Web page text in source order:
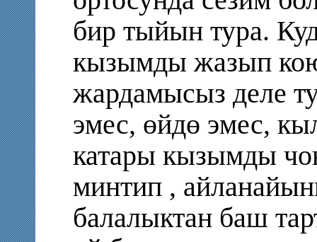
бир тыйын тура.
кызымды жазып
жардамысыз деле
эмес, өйдө эмес,
катары кызымды
минтип ,
балалыктан баш